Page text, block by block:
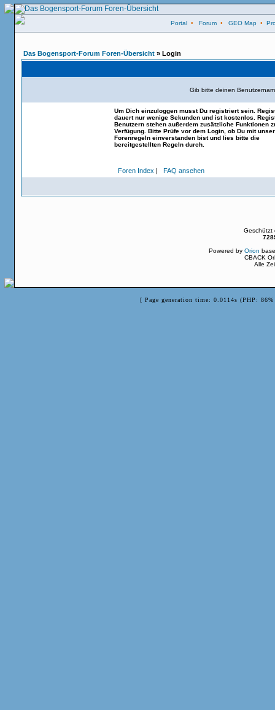
Portal • Forum • GEO Map •
Das Bogensport-Forum Foren-Übersicht » Login
Gib bitte deinen
Um Dich einzuloggen musst Du registriert sein.
dauert nur wenige Sekunden und ist kostenlos.
Benutzern stehen außerdem zusätzliche Funktionen
Verfügung. Bitte Prüfe vor dem Login, ob Du mit
Forenregeln einverstanden bist und lies bitte die
bereitgestellten Regeln durch.
Foren Index | FAQ ansehen
Geschützt
Powered by Orion
CBACK
Alle
[ Page generation time: 0.0114s (PHP: